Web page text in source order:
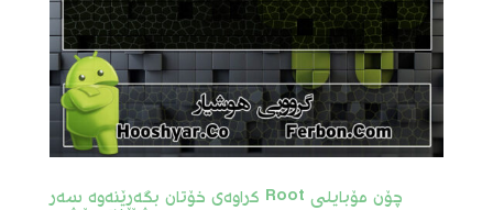
چۆن مۆبایلی Root کراوەی خۆتان بگەڕێنەوە سەر